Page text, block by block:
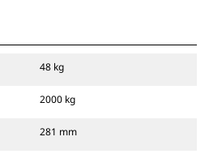
48 kg
2000 kg
281 mm